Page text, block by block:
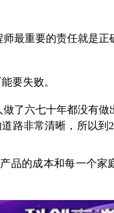
最重要的责任就是
要失败。
了六七十年都没有
路非常清晰，所以到
品的成本和每一个家